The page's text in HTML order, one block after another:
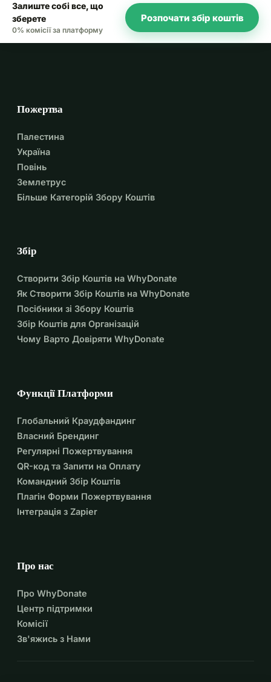
Залиште собі все, що
зберете
0% комісії за платформу
Розпочати збір коштів
Пожертва
Палестина
Україна
Повінь
Землетрус
Більше Категорій Збору Коштів
Збір
Створити Збір Коштів на WhyDonate
Як Створити Збір Коштів на WhyDonate
Посібники зі Збору Коштів
Збір Коштів для Організацій
Чому Варто Довіряти WhyDonate
Функції Платформи
Глобальний Краудфандинг
Власний Брендинг
Регулярні Пожертвування
QR-код та Запити на Оплату
Командний Збір Коштів
Плагін Форми Пожертвування
Інтеграція з Zapier
Про нас
Про WhyDonate
Центр підтримки
Комісії
Зв'яжись з Нами